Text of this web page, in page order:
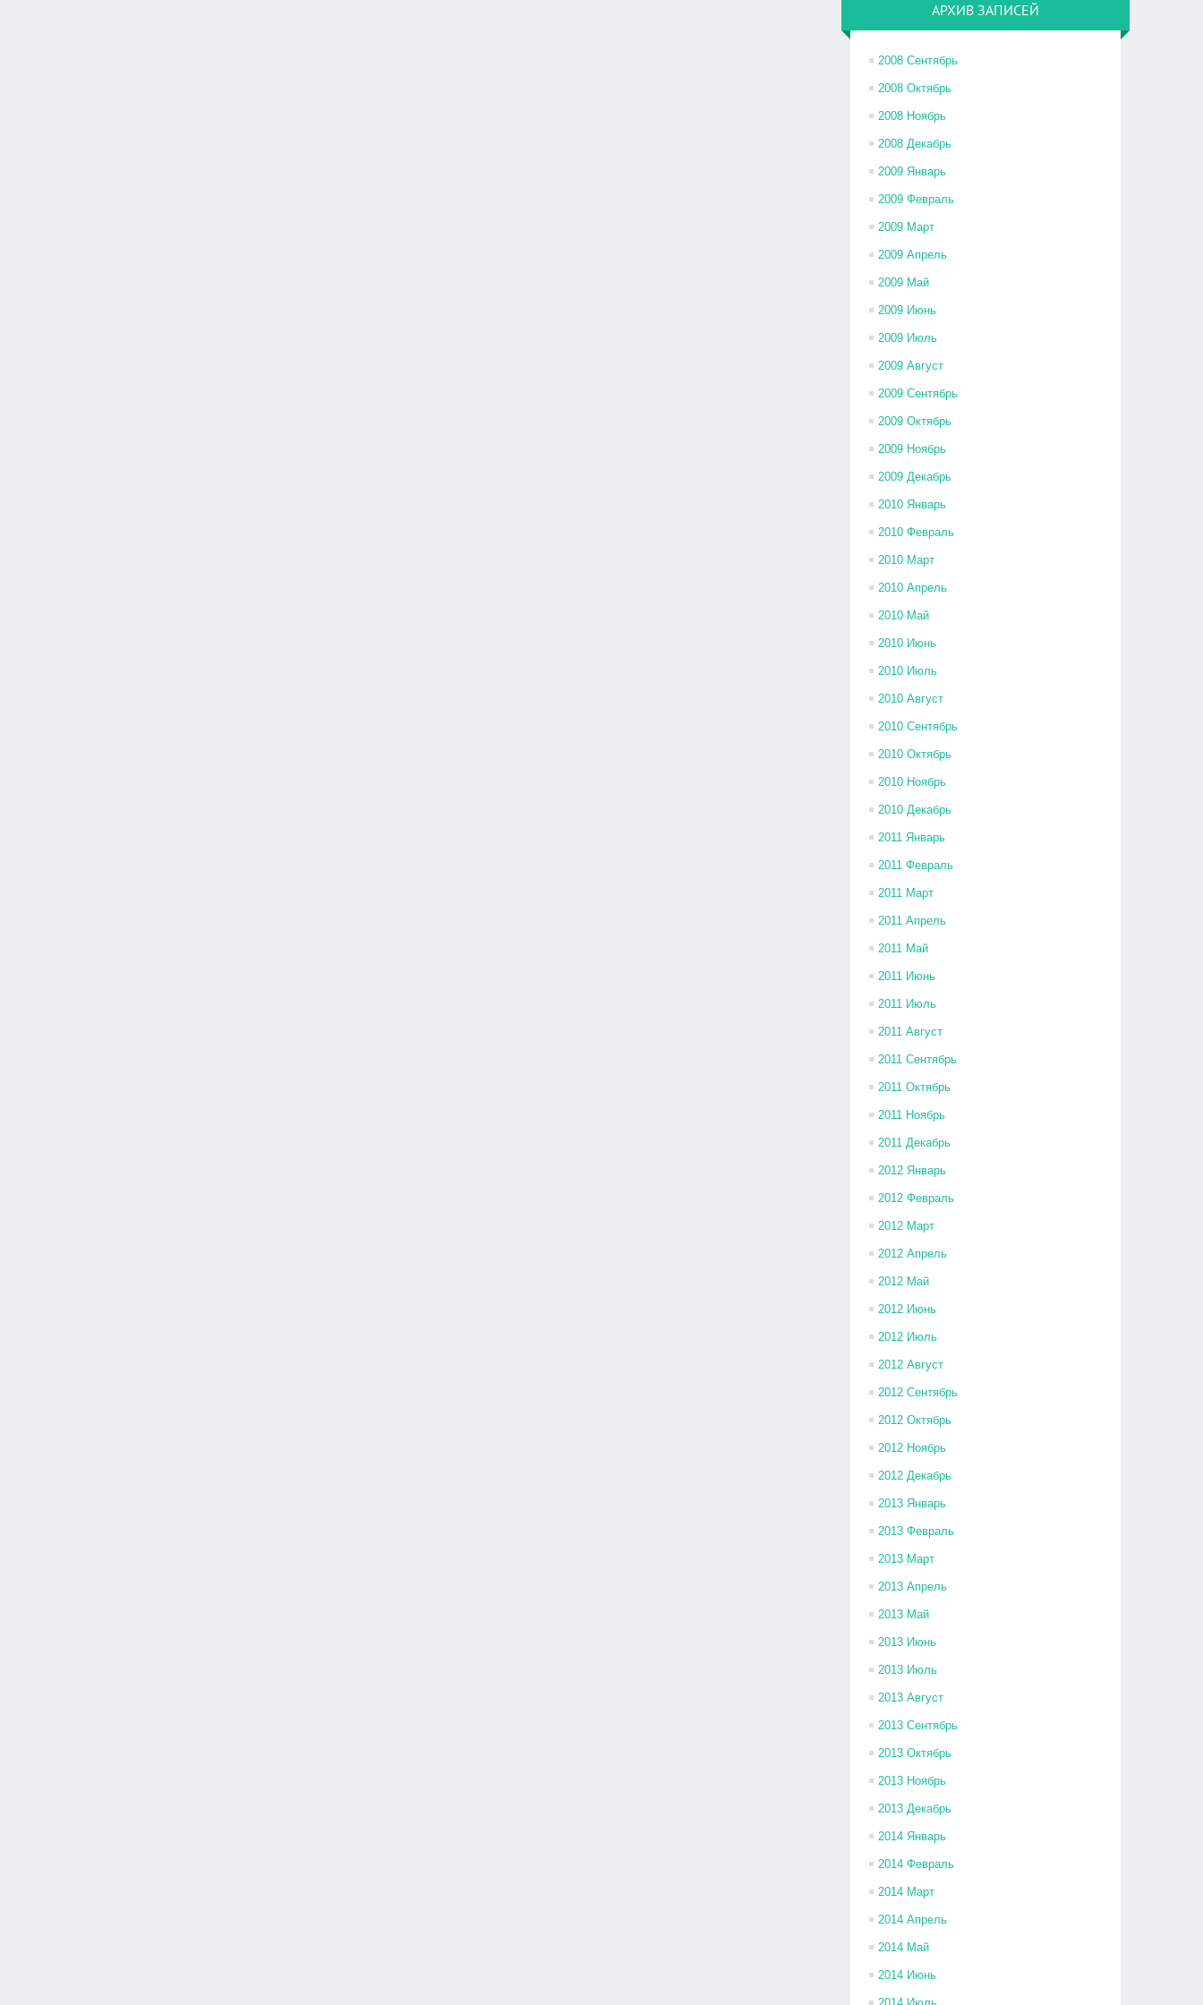
АРХИВ ЗАПИСЕЙ
2008 Сентябрь
2008 Октябрь
2008 Ноябрь
2008 Декабрь
2009 Январь
2009 Февраль
2009 Март
2009 Апрель
2009 Май
2009 Июнь
2009 Июль
2009 Август
2009 Сентябрь
2009 Октябрь
2009 Ноябрь
2009 Декабрь
2010 Январь
2010 Февраль
2010 Март
2010 Апрель
2010 Май
2010 Июнь
2010 Июль
2010 Август
2010 Сентябрь
2010 Октябрь
2010 Ноябрь
2010 Декабрь
2011 Январь
2011 Февраль
2011 Март
2011 Апрель
2011 Май
2011 Июнь
2011 Июль
2011 Август
2011 Сентябрь
2011 Октябрь
2011 Ноябрь
2011 Декабрь
2012 Январь
2012 Февраль
2012 Март
2012 Апрель
2012 Май
2012 Июнь
2012 Июль
2012 Август
2012 Сентябрь
2012 Октябрь
2012 Ноябрь
2012 Декабрь
2013 Январь
2013 Февраль
2013 Март
2013 Апрель
2013 Май
2013 Июнь
2013 Июль
2013 Август
2013 Сентябрь
2013 Октябрь
2013 Ноябрь
2013 Декабрь
2014 Январь
2014 Февраль
2014 Март
2014 Апрель
2014 Май
2014 Июнь